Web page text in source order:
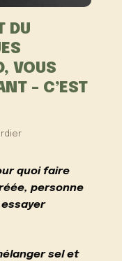
DU
VOUS
– C’EST
quoi faire
personne
essayer
sel et